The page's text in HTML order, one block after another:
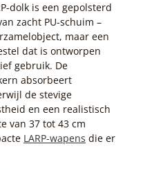
dolk is een gepolsterd
zacht PU-schuim –
maar een
dat is ontworpen
gebruik. De
absorbeert
de stevige
en een realistisch
van 37 tot 43 cm
LARP-wapens die er